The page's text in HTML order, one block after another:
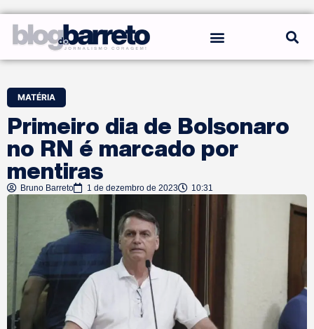
MATÉRIA
Primeiro dia de Bolsonaro
no RN é marcado por
mentiras
Bruno Barreto 1 de dezembro de 2023 10:31